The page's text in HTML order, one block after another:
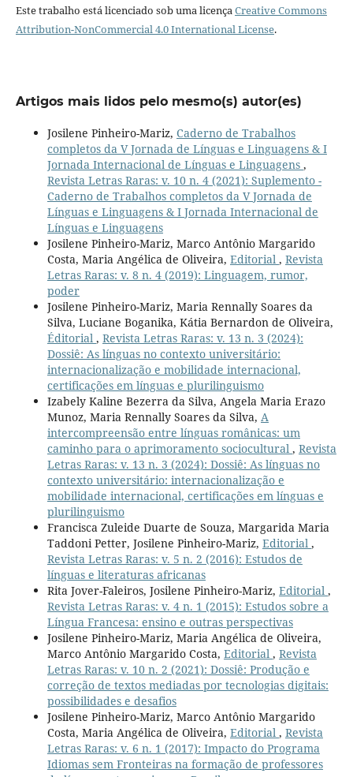
Este trabalho está licenciado sob uma licençaCreative Commons
Attribution-NonCommercial 4.0 International License.
Artigos mais lidos pelo mesmo(s) autor(es)
Josilene Pinheiro-Mariz, Caderno de Trabalhos
completos da V Jornada de Línguas e Linguagens & I
Jornada Internacional de Línguas e Linguagens ,
Revista Letras Raras: v. 10 n. 4 (2021): Suplemento -
Caderno de Trabalhos completos da V Jornada de
Línguas e Linguagens & I Jornada Internacional de
Línguas e Linguagens
Josilene Pinheiro-Mariz, Marco Antônio Margarido
Costa, Maria Angélica de Oliveira, Editorial , Revista
Letras Raras: v. 8 n. 4 (2019): Linguagem, rumor,
poder
Josilene Pinheiro-Mariz, Maria Rennally Soares da
Silva, Luciane Boganika, Kátia Bernardon de Oliveira,
Éditorial , Revista Letras Raras: v. 13 n. 3 (2024):
Dossiê: As línguas no contexto universitário:
internacionalização e mobilidade internacional,
certificações em línguas e plurilinguismo
Izabely Kaline Bezerra da Silva, Angela Maria Erazo
Munoz, Maria Rennally Soares da Silva, A
intercompreensão entre línguas românicas: um
caminho para o aprimoramento sociocultural , Revista
Letras Raras: v. 13 n. 3 (2024): Dossiê: As línguas no
contexto universitário: internacionalização e
mobilidade internacional, certificações em línguas e
plurilinguismo
Francisca Zuleide Duarte de Souza, Margarida Maria
Taddoni Petter, Josilene Pinheiro-Mariz, Editorial ,
Revista Letras Raras: v. 5 n. 2 (2016): Estudos de
línguas e literaturas africanas
Rita Jover-Faleiros, Josilene Pinheiro-Mariz, Editorial ,
Revista Letras Raras: v. 4 n. 1 (2015): Estudos sobre a
Língua Francesa: ensino e outras perspectivas
Josilene Pinheiro-Mariz, Maria Angélica de Oliveira,
Marco Antônio Margarido Costa, Editorial , Revista
Letras Raras: v. 10 n. 2 (2021): Dossiê: Produção e
correção de textos mediadas por tecnologias digitais:
possibilidades e desafios
Josilene Pinheiro-Mariz, Marco Antônio Margarido
Costa, Maria Angélica de Oliveira, Editorial , Revista
Letras Raras: v. 6 n. 1 (2017): Impacto do Programa
Idiomas sem Fronteiras na formação de professores